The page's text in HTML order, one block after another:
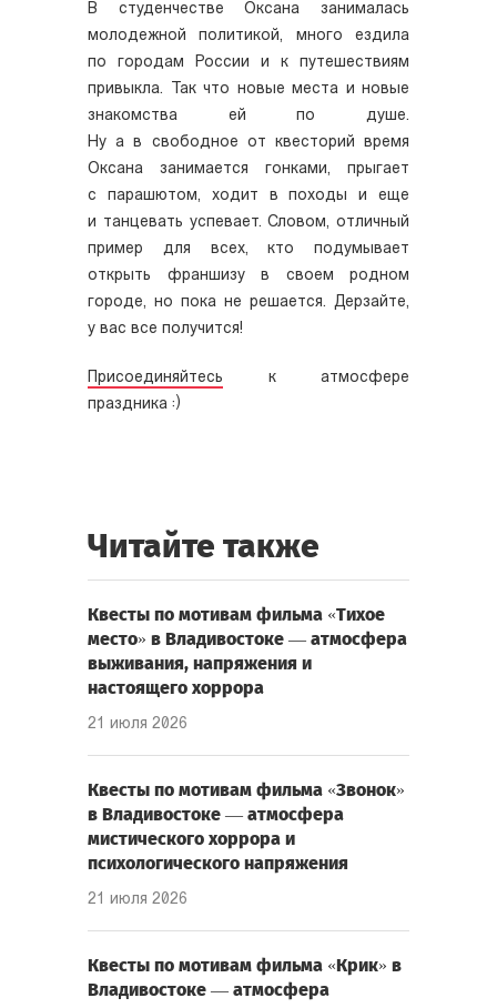
В студенчестве Оксана занималась
молодежной политикой, много ездила
по городам России и к путешествиям
привыкла. Так что новые места и новые
знакомства ей по душе.
Ну а в свободное от квесторий время
Оксана занимается гонками, прыгает
с парашютом, ходит в походы и еще
и танцевать успевает. Словом, отличный
пример для всех, кто подумывает
открыть франшизу в своем родном
городе, но пока не решается. Дерзайте,
у вас все получится!
Присоединяйтесь к атмосфере
праздника :)
Читайте также
Квесты по мотивам фильма «Тихое
место» в Владивостоке — атмосфера
выживания, напряжения и
настоящего хоррора
21 июля 2026
Квесты по мотивам фильма «Звонок»
в Владивостоке — атмосфера
мистического хоррора и
психологического напряжения
21 июля 2026
Квесты по мотивам фильма «Крик» в
Владивостоке — атмосфера